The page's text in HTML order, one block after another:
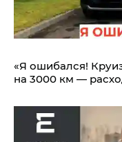
«Я ошибался!
на 3000 км —